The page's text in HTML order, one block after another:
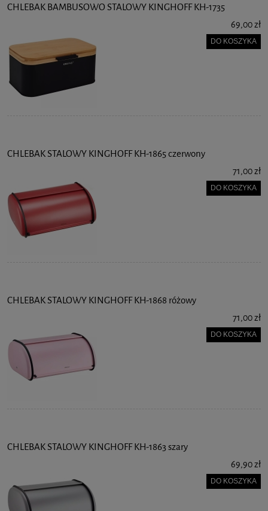
CHLEBAK BAMBUSOWO STALOWY KINGHOFF KH-1735
69,00 zł
DO KOSZYKA
CHLEBAK STALOWY KINGHOFF KH-1865 czerwony
71,00 zł
DO KOSZYKA
CHLEBAK STALOWY KINGHOFF KH-1868 różowy
71,00 zł
DO KOSZYKA
CHLEBAK STALOWY KINGHOFF KH-1863 szary
69,90 zł
DO KOSZYKA